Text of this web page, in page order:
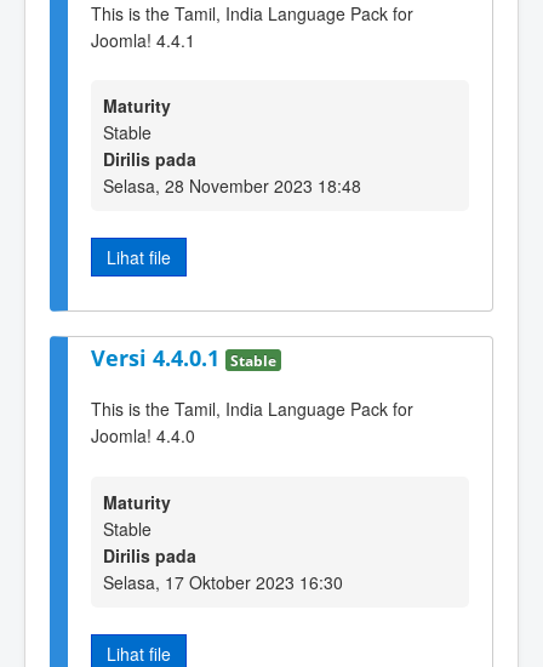
This is the Tamil, India Language Pack for
Joomla! 4.4.1
Maturity
Stable
Dirilis pada
Selasa, 28 November 2023 18:48
Lihat file
Versi 4.4.0.1 Stable
This is the Tamil, India Language Pack for
Joomla! 4.4.0
Maturity
Stable
Dirilis pada
Selasa, 17 Oktober 2023 16:30
Lihat file